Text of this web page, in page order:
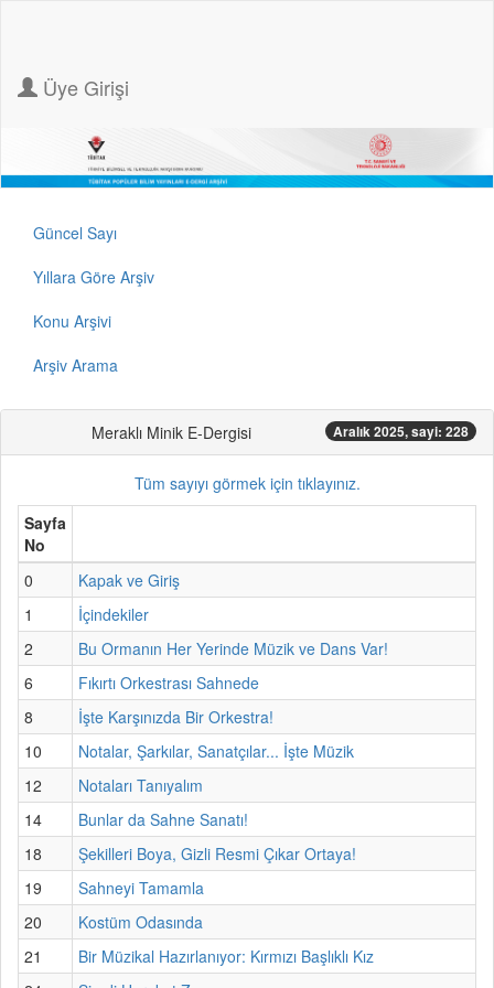
Üye Girişi
Güncel Sayı
Yıllara Göre Arşiv
Konu Arşivi
Arşiv Arama
Meraklı Minik E-Dergisi Aralık 2025, sayi: 228
Tüm sayıyı görmek için tıklayınız.
Sayfa
No
0
Kapak ve Giriş
1
İçindekiler
2
Bu Ormanın Her Yerinde Müzik ve Dans Var!
6
Fıkırtı Orkestrası Sahnede
8
İşte Karşınızda Bir Orkestra!
10
Notalar, Şarkılar, Sanatçılar... İşte Müzik
12
Notaları Tanıyalım
14
Bunlar da Sahne Sanatı!
18
Şekilleri Boya, Gizli Resmi Çıkar Ortaya!
19
Sahneyi Tamamla
20
Kostüm Odasında
21
Bir Müzikal Hazırlanıyor: Kırmızı Başlıklı Kız